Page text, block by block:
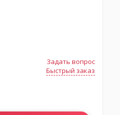
Задать вопрос
Быстрый заказ